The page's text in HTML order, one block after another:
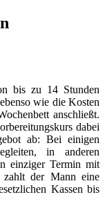
bis zu 14 Stunden
ebenso wie die Kosten
anschließt.
dabei
ab: Bei einigen
in anderen
einziger Termin mit
zahlt der Mann eine
Kassen bis